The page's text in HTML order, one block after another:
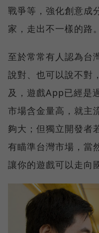
戰爭等，強化創意成
家，走出不一樣的路。
至於常常有人認為台
說對、也可以說不對
及，遊戲App已經是
市場含金量高，就主
夠大；但獨立開發者
有瞄準台灣市場，當
讓你的遊戲可以走向